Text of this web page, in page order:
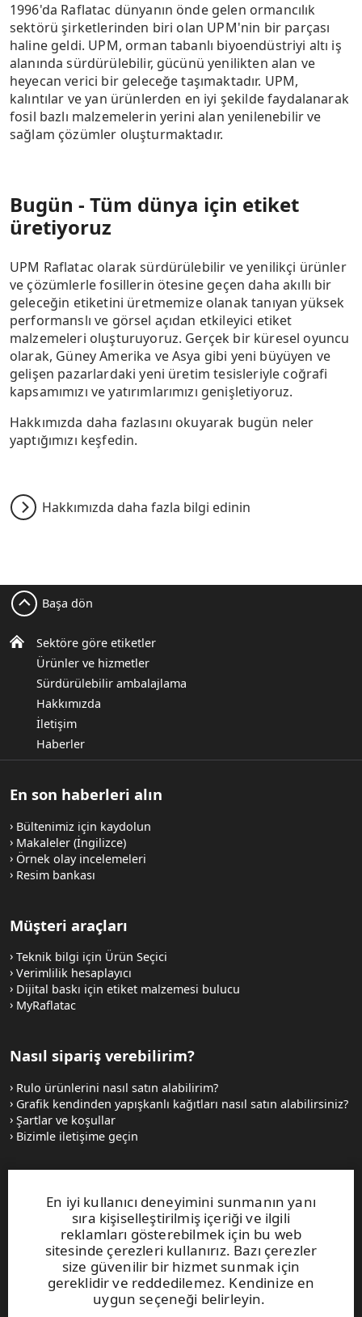
1996'da Raflatac dünyanın önde gelen ormancılık
sektörü şirketlerinden biri olan UPM'nin bir parçası
haline geldi. UPM, orman tabanlı biyoendüstriyi altı iş
alanında sürdürülebilir, gücünü yenilikten alan ve
heyecan verici bir geleceğe taşımaktadır. UPM,
kalıntılar ve yan ürünlerden en iyi şekilde faydalanarak
fosil bazlı malzemelerin yerini alan yenilenebilir ve
sağlam çözümler oluşturmaktadır.
Bugün - Tüm dünya için etiket
üretiyoruz
UPM Raflatac olarak sürdürülebilir ve yenilikçi ürünler
ve çözümlerle fosillerin ötesine geçen daha akıllı bir
geleceğin etiketini üretmemize olanak tanıyan yüksek
performanslı ve görsel açıdan etkileyici etiket
malzemeleri oluşturuyoruz. Gerçek bir küresel oyuncu
olarak, Güney Amerika ve Asya gibi yeni büyüyen ve
gelişen pazarlardaki yeni üretim tesisleriyle coğrafi
kapsamımızı ve yatırımlarımızı genişletiyoruz.
Hakkımızda daha fazlasını okuyarak bugün neler
yaptığımızı keşfedin.
Hakkımızda daha fazla bilgi edinin
En iyi kullanıcı deneyimini sunmanın yanı
sıra kişiselleştirilmiş içeriği ve ilgili
reklamları gösterebilmek için bu web
sitesinde çerezleri kullanırız. Bazı çerezler
size güvenilir bir hizmet sunmak için
gereklidir ve reddedilemez. Kendinize en
uygun seçeneği belirleyin.
Sektöre göre etiketler
Ürünler ve hizmetler
Sürdürülebilir ambalajlama
Hakkımızda
İletişim
Haberler
Başa dön
En son haberleri alın
Bültenimiz için kaydolun
Makaleler (İngilizce)
Örnek olay incelemeleri
Resim bankası
Müşteri araçları
Teknik bilgi için Ürün Seçici
Verimlilik hesaplayıcı
Dijital baskı için etiket malzemesi bulucu
MyRaflatac
Nasıl sipariş verebilirim?
Rulo ürünlerini nasıl satın alabilirim?
Grafik kendinden yapışkanlı kağıtları nasıl satın alabilirsiniz?
Şartlar ve koşullar
Bizimle iletişime geçin
UPM Raflatac Graphics Solutions
UPM Raflatac Office Products
UPM Raflatac Industrial Removables
iletişim